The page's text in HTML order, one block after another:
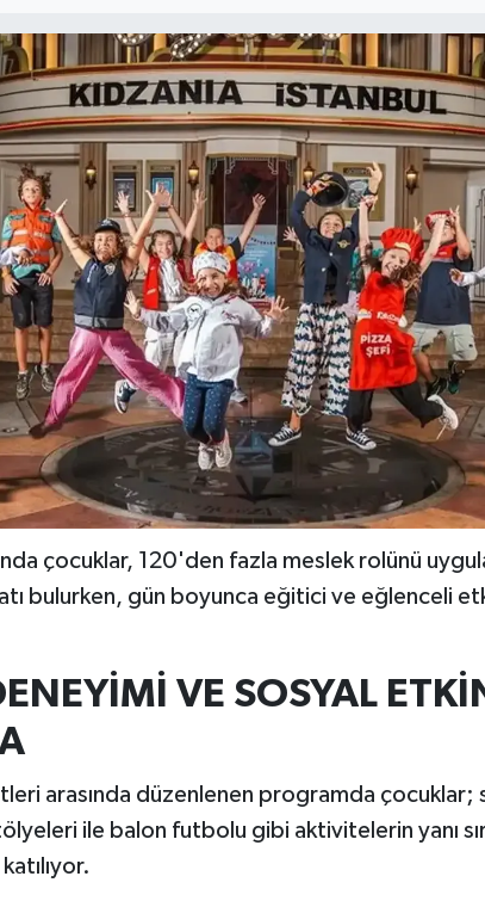
çocuklar, 120'den fazla meslek rolünü
bulurken, gün boyunca eğitici ve eğlenceli
VE SOSYAL
arasında düzenlenen programda çocuklar;
ile balon futbolu gibi aktivitelerin yanı